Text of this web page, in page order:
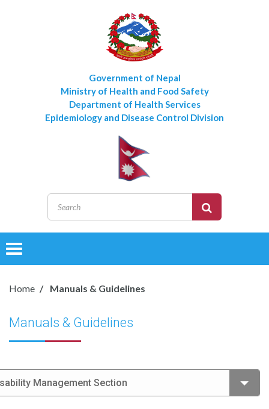
Government of Nepal
Ministry of Health and Food Safety
Department of Health Services
Epidemiology and Disease Control Division
Toggle
Home Manuals & Guidelines
Manuals & Guidelines
Management Section